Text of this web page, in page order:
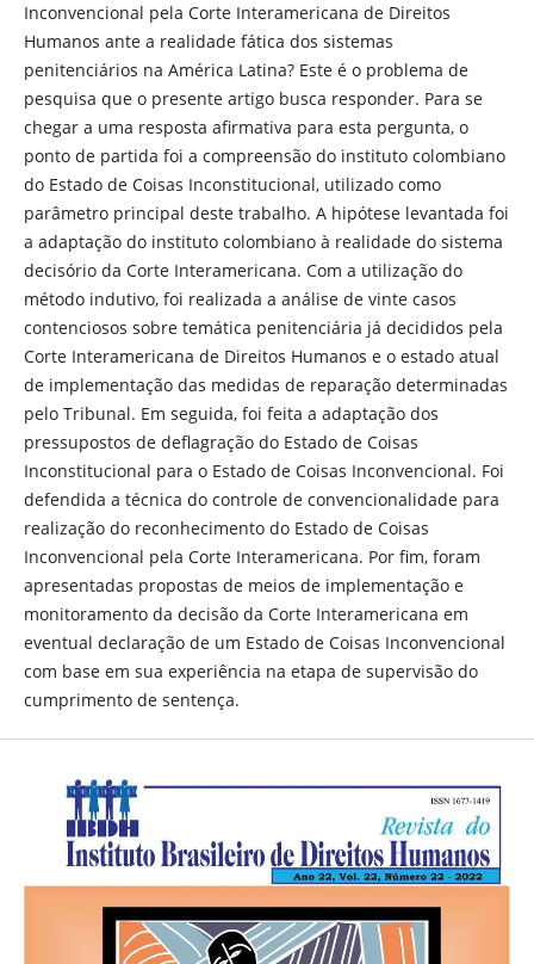
Inconvencional pela Corte Interamericana de Direitos
Humanos ante a realidade fática dos sistemas
penitenciários na América Latina? Este é o problema de
pesquisa que o presente artigo busca responder. Para se
chegar a uma resposta afirmativa para esta pergunta, o
ponto de partida foi a compreensão do instituto colombiano
do Estado de Coisas Inconstitucional, utilizado como
parâmetro principal deste trabalho. A hipótese levantada foi
a adaptação do instituto colombiano à realidade do sistema
decisório da Corte Interamericana. Com a utilização do
método indutivo, foi realizada a análise de vinte casos
contenciosos sobre temática penitenciária já decididos pela
Corte Interamericana de Direitos Humanos e o estado atual
de implementação das medidas de reparação determinadas
pelo Tribunal. Em seguida, foi feita a adaptação dos
pressupostos de deflagração do Estado de Coisas
Inconstitucional para o Estado de Coisas Inconvencional. Foi
defendida a técnica do controle de convencionalidade para
realização do reconhecimento do Estado de Coisas
Inconvencional pela Corte Interamericana. Por fim, foram
apresentadas propostas de meios de implementação e
monitoramento da decisão da Corte Interamericana em
eventual declaração de um Estado de Coisas Inconvencional
com base em sua experiência na etapa de supervisão do
cumprimento de sentença.